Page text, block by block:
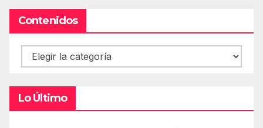
Contenidos
Contenidos
Lo Último